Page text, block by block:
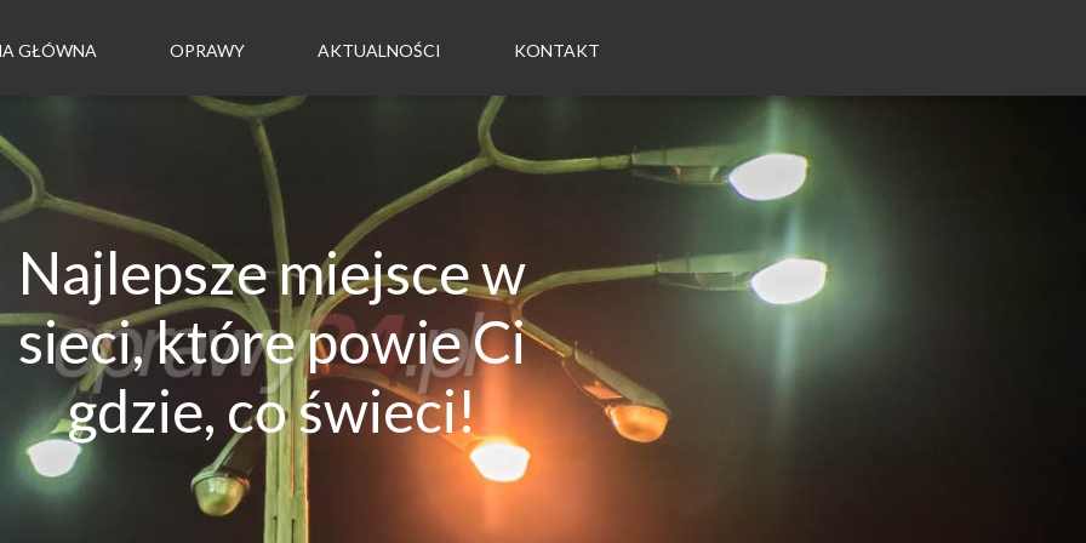
GŁÓWNA OPRAWY AKTUALNOŚCI KONTAKT
Najlepsze miejsce w
sieci, które powie Ci
gdzie, co świeci!